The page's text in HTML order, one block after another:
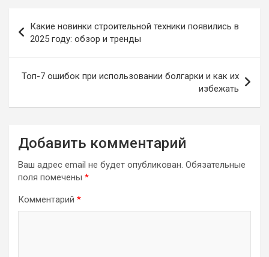
по
записям
Какие новинки строительной техники появились в
2025 году: обзор и тренды
Топ-7 ошибок при использовании болгарки и как их
избежать
Добавить комментарий
Ваш адрес email не будет опубликован. Обязательные
поля помечены *
Комментарий *